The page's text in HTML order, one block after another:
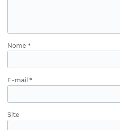
Nome *
E-mail *
Site